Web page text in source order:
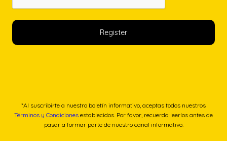
*Al suscribirte a nuestro boletín informativo, aceptas todos nuestros
Términos y Condiciones establecidos. Por favor, recuerda leerlos antes de
pasar a formar parte de nuestro canal informativo.